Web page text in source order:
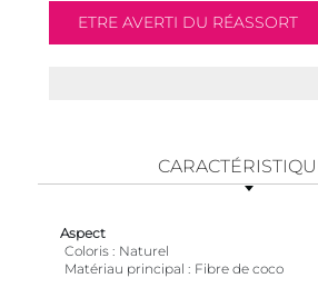
Aspect
Coloris
Naturel
Matériau principal
Fibre de coco